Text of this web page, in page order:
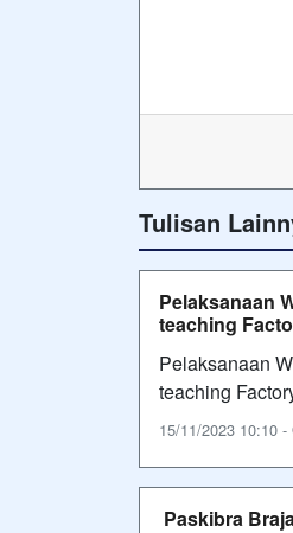
Tulisan
Pelaksanaan
teaching
Pelaksanaan
teaching
15/11/2023 10:10
Paskibra